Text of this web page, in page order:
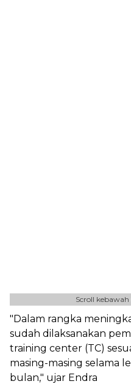
Scroll
"Dalam rangka
sudah dilaksanakan
training center (TC)
masing-masing selama
bulan," ujar Endra